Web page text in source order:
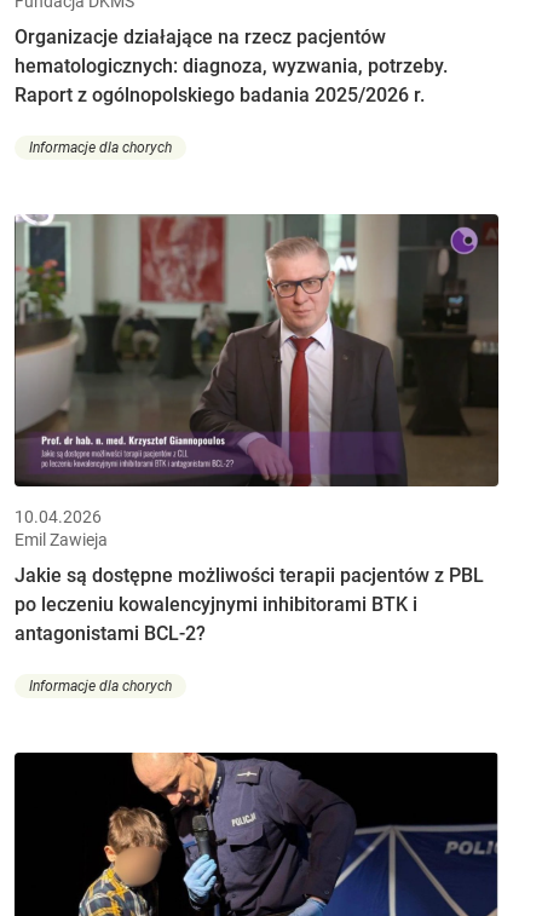
Organizacje działające na rzecz pacjentów
hematologicznych: diagnoza, wyzwania, potrzeby.
Raport z ogólnopolskiego badania 2025/2026 r.
Informacje dla chorych
10.04.2026
Emil Zawieja
Jakie są dostępne możliwości terapii pacjentów z PBL
po leczeniu kowalencyjnymi inhibitorami BTK i
antagonistami BCL-2?
Informacje dla chorych